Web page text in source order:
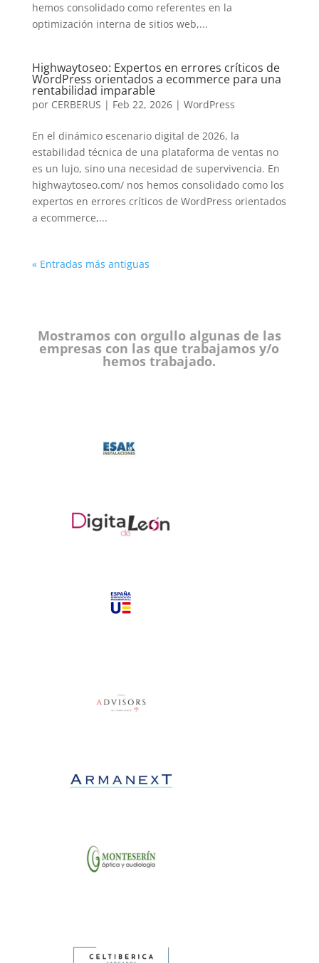
hemos consolidado como referentes en la
optimización interna de sitios web,...
Highwaytoseo: Expertos en errores críticos de
WordPress orientados a ecommerce para una
rentabilidad imparable
por CERBERUS | Feb 22, 2026| WordPress
En el dinámico escenario digital de 2026, la
estabilidad técnica de una plataforma de ventas no
es un lujo, sino una necesidad de supervivencia. En
highwaytoseo.com/ nos hemos consolidado como los
expertos en errores críticos de WordPress orientados
a ecommerce,...
« Entradas más antiguas
Mostramos con orgullo algunas de las
empresas con las que trabajamos y/o
hemos trabajado.